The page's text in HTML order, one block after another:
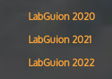
LabGuion 2020
LabGuion 2021
LabGuion 2022